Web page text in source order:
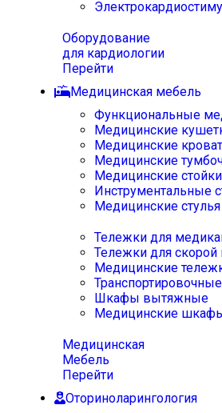
Оборудование
для кардиологии
Перейти
Медицинская мебель
Функциональные
Медицинские
Медицинские
Медицинские
Медицинские стойки
Инструментальные
Медицинские стулья
Тележки для
Тележки для
Медицинские
Шкафы вытяжные
Медицинские
Медицинская
Мебель
Перейти
Оториноларингология